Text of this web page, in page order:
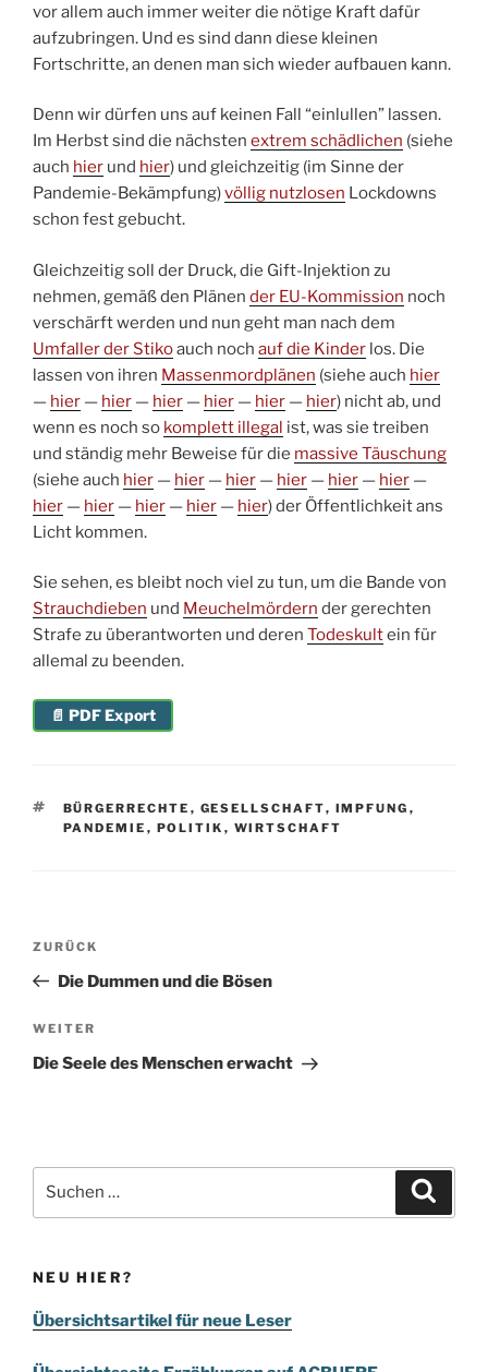
vor allem auch immer weiter die nötige Kraft dafür
aufzubringen. Und es sind dann diese kleinen
Fortschritte, an denen man sich wieder aufbauen kann.
Denn wir dürfen uns auf keinen Fall “einlullen” lassen.
Im Herbst sind die nächsten extrem schädlichen (siehe
auch hier und hier) und gleichzeitig (im Sinne der
Pandemie-Bekämpfung)völlig nutzlosen Lockdowns
schon fest gebucht.
Gleichzeitig soll der Druck, die Gift-Injektion zu
nehmen, gemäß den Plänen der EU-Kommission noch
verschärft werden und nun geht man nach dem
Umfaller der Stikoauch noch auf die Kinder los. Die
lassen von ihren Massenmordplänen (siehe auch hier
— hier — hier — hier — hier — hier — hier) nicht ab, und
wenn es noch so komplett illegal ist, was sie treiben
und ständig mehr Beweise für die massive Täuschung
(siehe auch hier — hier — hier — hier — hier — hier —
hier — hier — hier — hier — hier) der Öffentlichkeit ans
Licht kommen.
Sie sehen, es bleibt noch viel zu tun, um die Bande von
Strauchdieben und Meuchelmördern der gerechten
Strafe zu überantworten und deren Todeskultein für
allemal zu beenden.
📄 PDF Export
SCHLAGWÖRTER
BÜRGERRECHTE , GESELLSCHAFT, IMPFUNG ,
PANDEMIE , POLITIK , WIRTSCHAFT
Beitragsnavigation
Vorheriger
Beitrag
ZURÜCK
Die Dummen und die Bösen
Nächster
Beitrag
WEITER
Die Seele des Menschen erwacht
nach:
NEU HIER?
Übersichtsartikel für neue Leser